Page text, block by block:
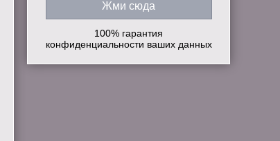
100% гарантия
конфиденциальности ваших данных